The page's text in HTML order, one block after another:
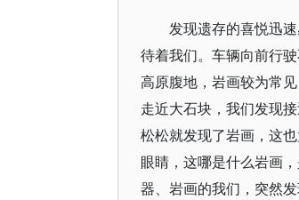
发现遗存的喜悦迅
待着我们。车辆向前行
高原腹地，岩画较为常
走近大石块，我们发现
松松就发现了岩画，这
眼睛，这哪是什么岩画
器、岩画的我们，突然